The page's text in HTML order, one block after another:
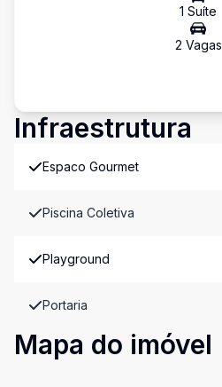
1 Suíte
2 Vagas
Infraestrutura
Espaco Gourmet
Piscina Coletiva
Playground
Portaria
Mapa do imóvel